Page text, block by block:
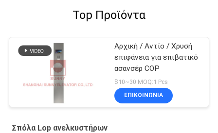
Top Προϊόντα
Αρχική / Αντίο / Χρυσή
επιφάνεια για επιβατικό
ασανσέρ COP
$10~30 MOQ:1 Pcs
ΕΠΙΚΟΙΝΩΝΙΑ
Σπόλα Lop ανελκυστήρων